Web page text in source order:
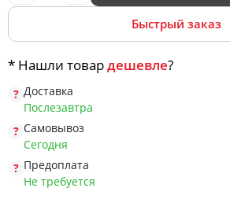
Офис
Комоды
Матрасы
Ротанг
Быстрый заказ
* Нашли товардешевле?
Доставка
Послезавтра
Самовывоз
Сегодня
Предоплата
Не требуется